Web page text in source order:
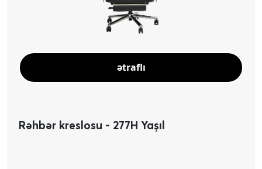
ətraflı
Rəhbər kreslosu - 277H Yaşıl